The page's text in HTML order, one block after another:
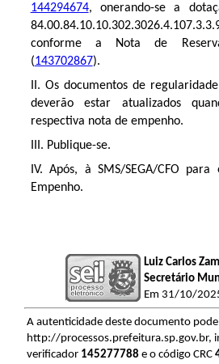
144294674, onerando-se a
conforme a Nota de
(143702867).
II. Os documentos de
deverão estar atualizados
respectiva nota de empenho.
III. Publique-se.
IV. Após, à SMS/SEGA/CFO
Empenho.
Luiz Carlos
Secretário
Em 31/10/
A autenticidade deste documento
http://processos.prefeitura.sp.gov.br,
verificador 145277788e o código CRC